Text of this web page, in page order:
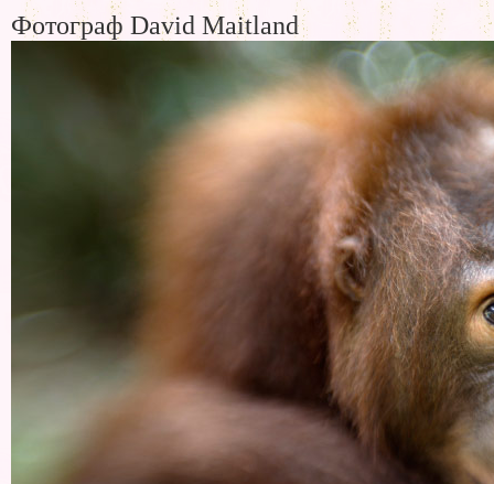
Фотограф David Maitland